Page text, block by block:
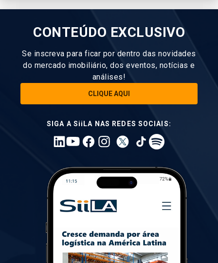
CONTEÚDO EXCLUSIVO
Se inscreva para ficar por dentro das novidades
do mercado imobiliário, dos eventos, notícias e
análises!
CLIQUE AQUI
SIGA A SiiLA NAS REDES SOCIAIS: